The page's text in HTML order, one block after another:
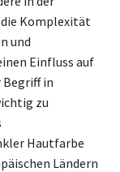
die Komplexität
und
Einfluss auf
Begriff in
zu
Hautfarbe
Ländern